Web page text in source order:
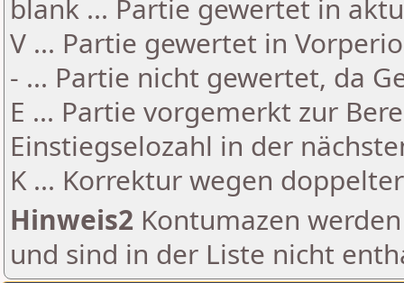
blank ... Partie gewertet in
V ... Partie gewertet in
- ... Partie nicht gewertet, da
E ... Partie vorgemerkt zur
Einstiegselozahl in der
K ... Korrektur wegen
Hinweis2 Kontumazen
und sind in der Liste nicht